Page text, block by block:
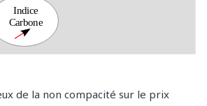
de la non compacité sur le prix